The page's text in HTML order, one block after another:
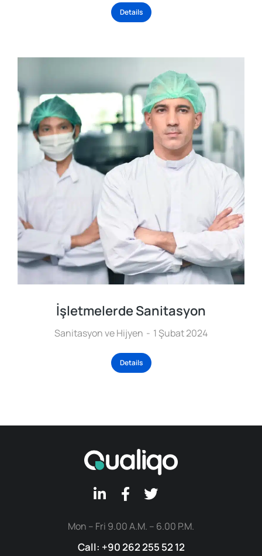
Details
İşletmelerde Sanitasyon
Sanitasyon ve Hijyen 1 Şubat 2024
Details
Mon – Fri 9.00 A.M. – 6.00 P.M.
Call: +90 262 255 52 12